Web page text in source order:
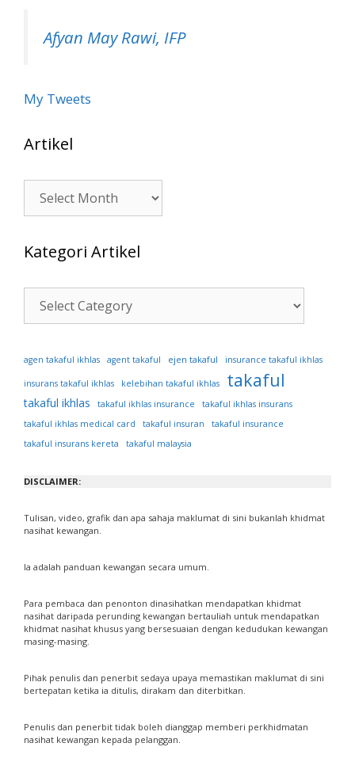
Afyan May Rawi, IFP
My Tweets
Artikel
Artikel
Kategori Artikel
Kategori
Artikel
agen takaful ikhlas agent takaful ejen takaful insurance takaful ikhlas
insurans takaful ikhlas kelebihan takaful ikhlas takaful
takaful ikhlas takaful ikhlas insurance
takaful ikhlas insurans
takaful ikhlas medical card
takaful insuran
takaful insurance
takaful insurans kereta
takaful malaysia
DISCLAIMER:
Tulisan, video, grafik dan apa sahaja maklumat di sini bukanlah khidmat
nasihat kewangan.
Ia adalah panduan kewangan secara umum.
Para pembaca dan penonton dinasihatkan mendapatkan khidmat
nasihat daripada perunding kewangan bertauliah untuk mendapatkan
khidmat nasihat khusus yang bersesuaian dengan kedudukan kewangan
masing-masing.
Pihak penulis dan penerbit sedaya upaya memastikan maklumat di sini
bertepatan ketika ia ditulis, dirakam dan diterbitkan.
Penulis dan penerbit tidak boleh dianggap memberi perkhidmatan
nasihat kewangan kepada pelanggan.